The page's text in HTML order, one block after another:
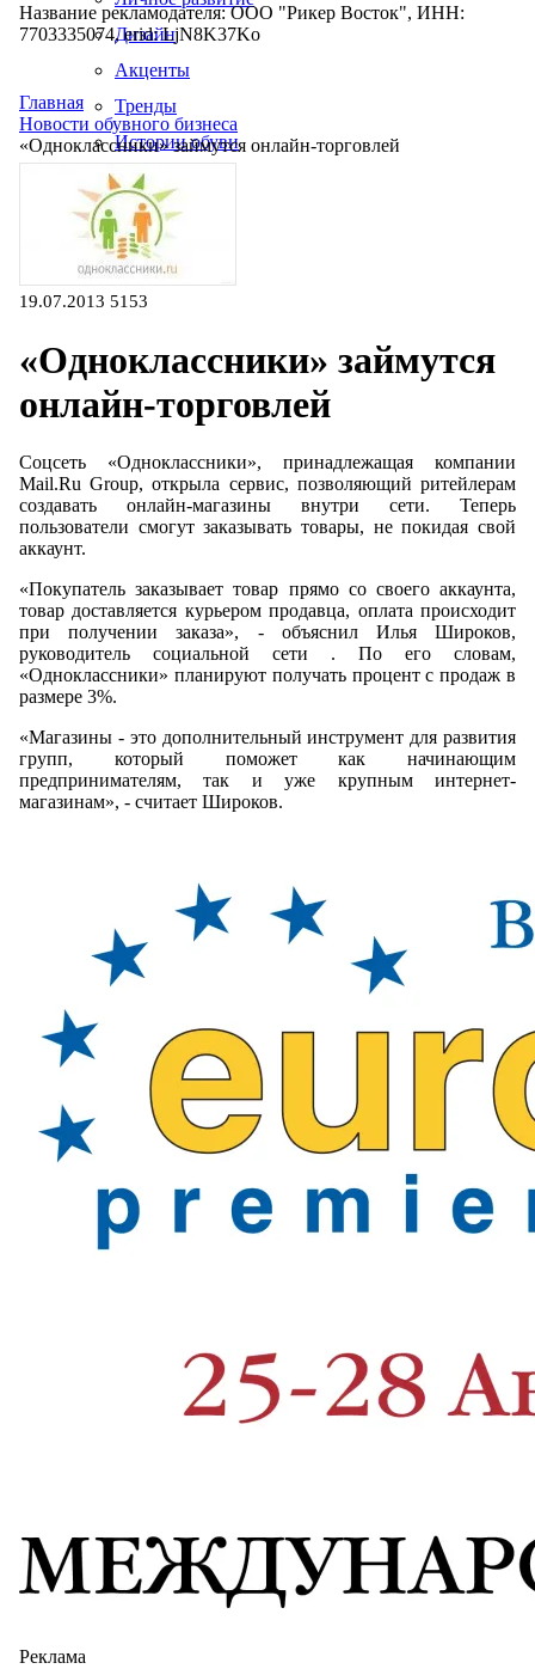
Дизайн
Акценты
Тренды
Истории обуви
Производство
Название рекламодателя: ООО "Рикер Восток", ИНН:
7703335074, erid: LjN8K37Ko
Главная
Новости обувного бизнеса
«Одноклассники» займутся онлайн-торговлей
19.07.2013 5153
«Одноклассники» займутся
онлайн-торговлей
Соцсеть «Одноклассники», принадлежащая компании
Mail.Ru Group, открыла сервис, позволяющий ритейлерам
создавать онлайн-магазины внутри сети. Теперь
пользователи смогут заказывать товары, не покидая свой
аккаунт.
«Покупатель заказывает товар прямо со своего аккаунта,
товар доставляется курьером продавца, оплата происходит
при получении заказа», - объяснил Илья Широков,
руководитель социальной сети . По его словам,
«Одноклассники» планируют получать процент с продаж в
размере 3%.
«Магазины - это дополнительный инструмент для развития
групп, который поможет как начинающим
предпринимателям, так и уже крупным интернет-
магазинам», - считает Широков.
Реклама